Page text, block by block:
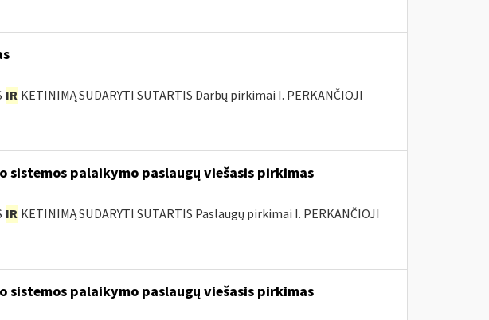
IR KETINIMĄ SUDARYTI SUTARTIS Darbų pirkimai I. PERKANČIOJI
palaikymo paslaugų viešasis pirkimas
IR KETINIMĄ SUDARYTI SUTARTIS Paslaugų pirkimai I. PERKANČIOJI
palaikymo paslaugų viešasis pirkimas